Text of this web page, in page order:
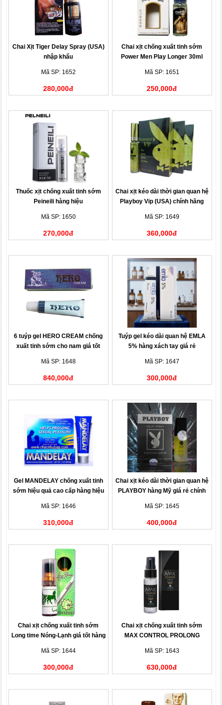
Chai Xịt Tiger Delay Spray (USA)
nhập khẩu
Mã SP: 1652
280,000đ
Chai xịt chống xuất tinh sớm
Power Men Play Longer 30ml
Mã SP: 1651
250,000đ
Thuốc xịt chống xuất tinh sớm
Peineili hàng hiệu
Mã SP: 1650
270,000đ
Chai xịt kéo dài thời gian quan hệ
Playboy Vip (USA) chính hãng
Mã SP: 1649
360,000đ
6 tuýp gel HERO CREAM chống
xuất tinh sớm cho nam giá tốt
Mã SP: 1648
840,000đ
Tuýp gel kéo dài quan hệ EMLA
5% hàng xách tay giá rẻ
Mã SP: 1647
300,000đ
Gel MANDELAY chống xuất tinh
sớm hiệu quả cao cấp hàng hiệu
Mã SP: 1646
310,000đ
Chai xịt kéo dài thời gian quan hệ
PLAYBOY hàng Mỹ giá rẻ chính
Mã SP: 1645
400,000đ
Chai xịt chống xuất tinh sớm
Long time Nóng-Lạnh giá tốt hàng
Mã SP: 1644
300,000đ
Chai xịt chống xuất tinh sớm
MAX CONTROL PROLONG
Mã SP: 1643
630,000đ